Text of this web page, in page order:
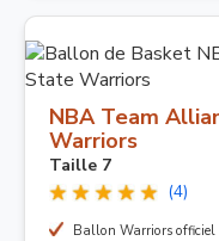
NBA Team
Warriors
Taille 7
(4)
Ballon Warriors officiel